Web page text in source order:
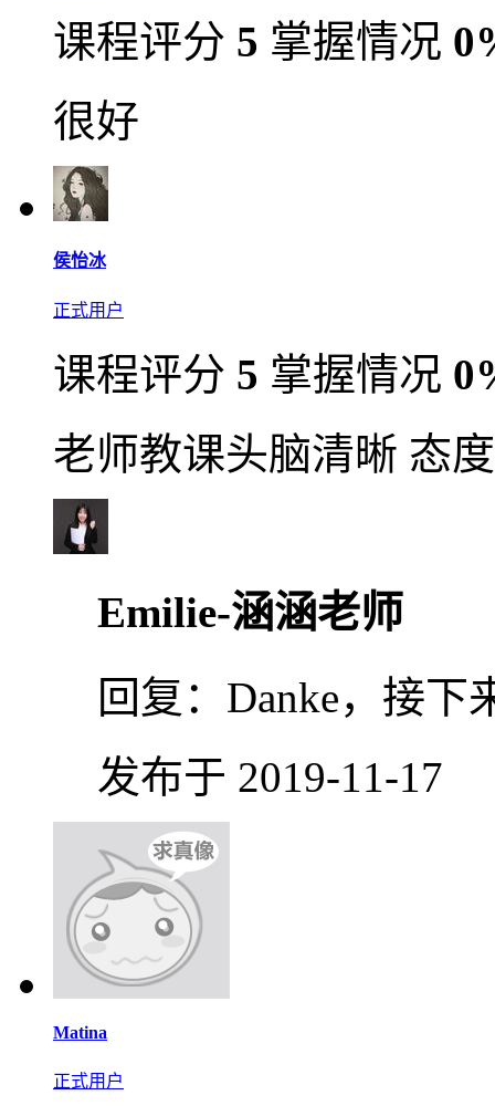
课程评分 5 掌握情况
很好
侯怡冰
正式用户
课程评分 5 掌握情况
老师教课头脑清晰 态
Emilie-涵涵老师
回复： Danke，接下
发布于 2019-11-17
Matina
正式用户